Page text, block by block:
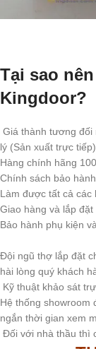
Cửa gỗ
Tại sao
Kingdoor?
Giá thành tương
lý (Sản xuất trực
Hàng chính hãng
Chính sách bảo hành
Làm được tất cả các
Giao hàng và lắp đặt
Bảo hành phụ kiện
Đội ngũ thợ lắp đặt
hài lòng quý khách
Kỹ thuật khảo sát
Hệ thống showroom
ngắn thời gian xem
Đối với nhà thầu thì